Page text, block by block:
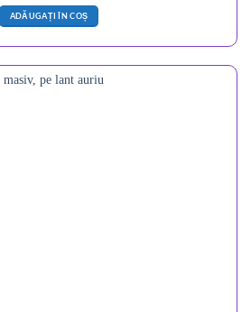
ADĂUGAȚI ÎN COȘ